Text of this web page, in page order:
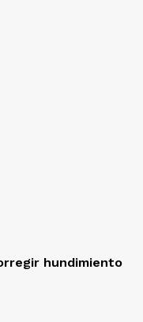
hundimiento